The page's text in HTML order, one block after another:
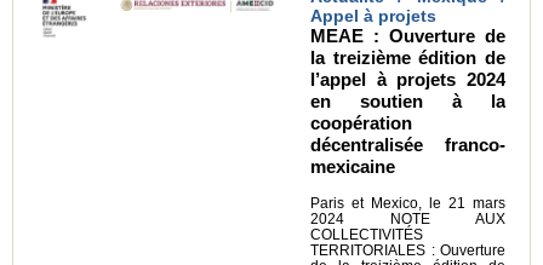
Appel à projets
MEAE : Ouverture de
la treizième édition de
l’appel à projets 2024
en soutien à la
coopération
décentralisée franco-
mexicaine
Paris et Mexico, le 21 mars
2024 NOTE AUX
COLLECTIVITÉS
TERRITORIALES : Ouverture